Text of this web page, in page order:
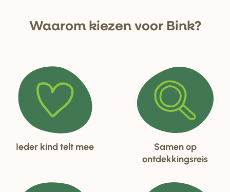
Waarom kiezen voorBink?
Ieder kind telt mee
Samen op
ontdekkingsreis